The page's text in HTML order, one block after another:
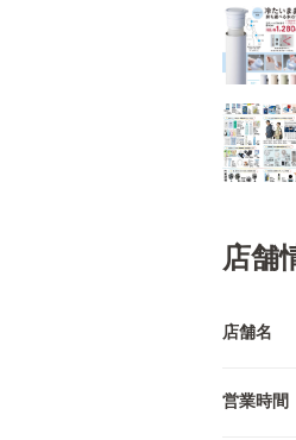
店舗
店舗名
営業時間